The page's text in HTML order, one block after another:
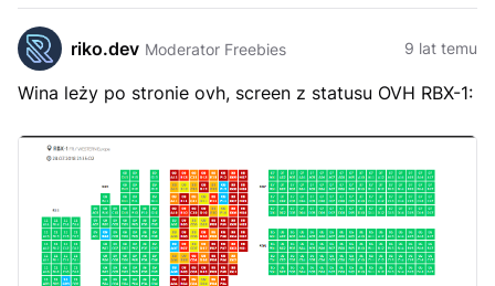
riko.dev Moderator Freebies 9 lat temu
Wina leży po stronie ovh, screen z statusu OVH RBX-1: